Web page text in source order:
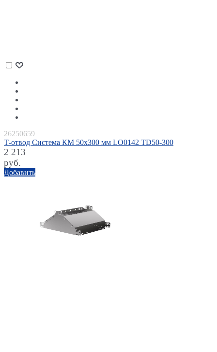
26250659
Т-отвод Система КМ 50х300 мм LO0142 TD50-300
2 213
руб.
Добавить